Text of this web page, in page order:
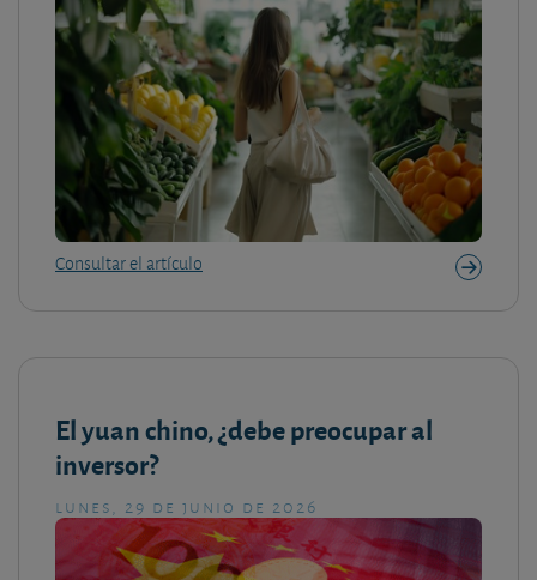
Consultar el artículo
El yuan chino, ¿debe preocupar al
inversor?
lunes, 29 de junio de 2026